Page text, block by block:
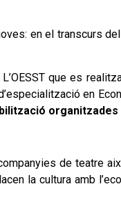
en el transcurs
que es
en
organitzades
de teatre
la cultura amb